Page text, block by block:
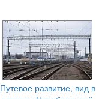
Путевое развитие, вид в